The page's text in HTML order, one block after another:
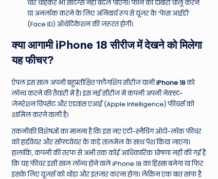
चोर चाहकर भी सेटिंग्स नहीं बदल पाएगा। फोन को दोबारा चालू करने
या अनलॉक करने के लिए अनिवार्य रूप से यूजर के ‘फेस आईडी’
(Face ID) ऑथेंटिकेशन की जरूरत होगी।
क्या आगामी iPhone 18 सीरीज में देखने को मिलेगा
यह फीचर?
ऐपल इस साल अपनी बहुप्रतीक्षित फ्लैगशिप सीरीज यानीiPhone 18को
लॉन्च करने की तैयारी में है। इस नई सीरीज में कंपनी अपनी नेक्स्ट-
जेनरेशन चिपसेट और एडवांस एआई (Apple Intelligence) फीचर्स को
शामिल करने वाली है।
तकनीकी विशेषज्ञों का मानना है कि इस नए एंटी-स्नैचिंग ऑटो-लॉक फीचर
को हार्डवेयर और सॉफ्टवेयर के कड़े तालमेल के साथ पेश किया जाएगा।
हालांकि, कंपनी की तरफ से अभी तक कोई आधिकारिक घोषणा नहीं की गई है
कि यह फीचर इसी साल लॉन्च होने वाले iPhone 18 का हिस्सा बनेगा या फिर
इसके लिए यूजर्स को थोड़ा और इंतजार करना होगा। लेकिन एक बात साफ है